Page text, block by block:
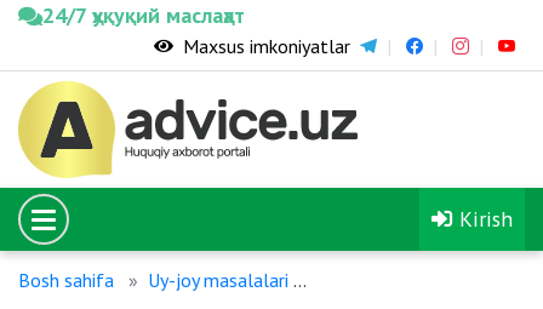
24/7 ҳуқуқий маслаҳат
Maxsus imkoniyatlar
Kirish
Bosh sahifa Uy-joy masalalari